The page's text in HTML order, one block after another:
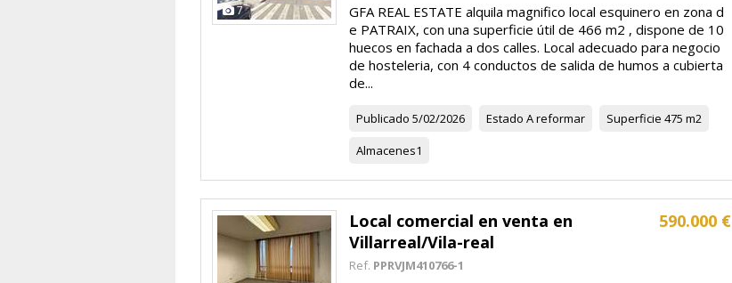
7
GFA REAL ESTATE alquila magnifico local esquinero en zona d
e PATRAIX, con una superficie útil de 466 m2 , dispone de 10
huecos en fachada a dos calles. Local adecuado para negocio
de hosteleria, con 4 conductos de salida de humos a cubierta
de...
Publicado 5/02/2026 Estado A reformar Superficie 475 m2
Almacenes1
590.000 €
Local comercial en venta en
Villarreal/Vila-real
Ref. PPRVJM410766-1